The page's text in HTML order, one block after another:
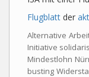
Flugblatt der
Alternative
Initiative
Mindestlohn
busting